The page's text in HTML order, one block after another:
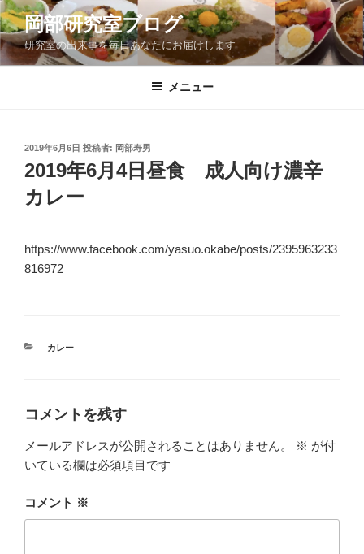
コ
ン
テ
ン
岡部研究室ブログ
研究室の出来事を毎日あなたにお届けします
メニュー
投
稿
日:
2019年6月6日 投稿者: 岡部寿男
2019年6月4日昼食 成人向け濃辛
カレー
https://www.facebook.com/yasuo.okabe/posts/2395963233
816972
カ
カレー
コメントを残す
メールアドレスが公開されることはありません。 ※ が付
いている欄は必須項目です
コメント ※